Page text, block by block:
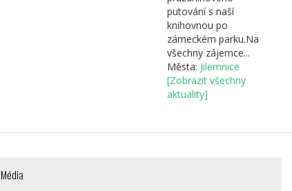
putování s naší
knihovnou po
zámeckém parku.Na
všechny zájemce...
Města: Jilemnice
[Zobrazit všechny
aktuality]
Média